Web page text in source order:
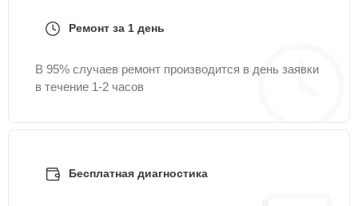
Ремонт за 1 день
В 95% случаев ремонт производится в день заявки
в течение 1-2 часов
Бесплатная диагностика